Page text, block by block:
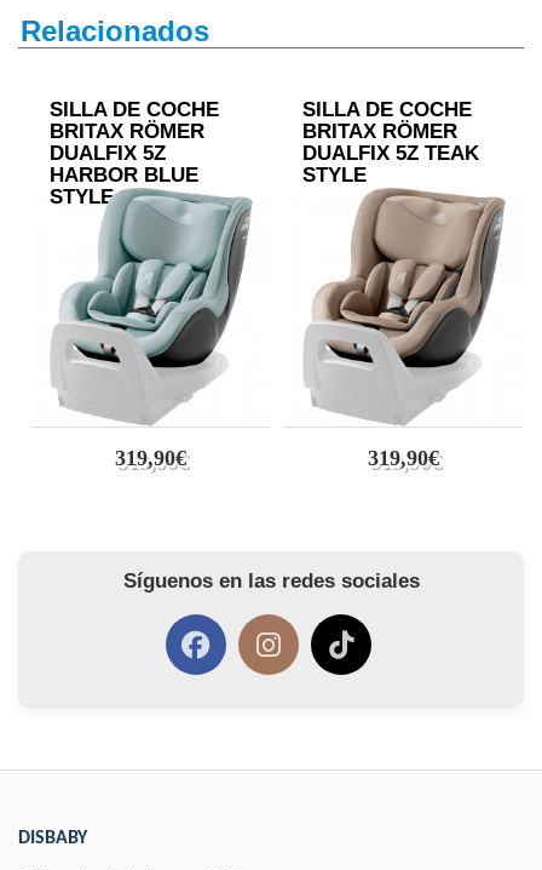
Relacionados
SILLA DE COCHE
BRITAX RÖMER
DUALFIX 5Z
HARBOR BLUE
STYLE
319,90€
SILLA DE COCHE
BRITAX RÖMER
DUALFIX 5Z TEAK
STYLE
319,90€
Síguenos en las redes sociales
DISBABY